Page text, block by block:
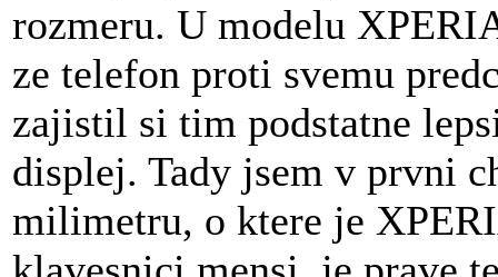
rozmeru. U modelu
ze telefon proti svemu
zajistil si tim podstatne
displej. Tady jsem v prvni
milimetru, o ktere je